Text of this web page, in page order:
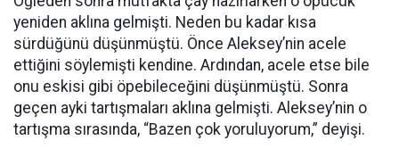
yeniden aklına gelmişti. Neden bu kadar kısa
sürdüğünü düşünmüştü. Önce Aleksey’nin acele
ettiğini söylemişti kendine. Ardından, acele etse bile
onu eskisi gibi öpebileceğini düşünmüştü. Sonra
geçen ayki tartışmaları aklına gelmişti. Aleksey’nin o
tartışma sırasında, “Bazen çok yoruluyorum,” deyişi.